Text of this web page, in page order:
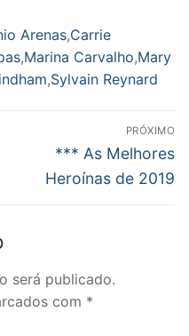
Arenas,Carrie
,Marina Carvalho,Mary
,Sylvain Reynard
PRÓXIMO
Próximo
post:
*** As Melhores
Heroínas de 2019
será publicado.
com *